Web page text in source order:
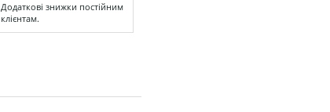
Додаткові знижки постійним
клієнтам.